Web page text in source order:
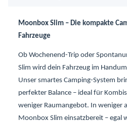
Moonbox Slim – Die kompakte
Fahrzeuge
Ob Wochenend-Trip oder
Slim wird dein Fahrzeug im
Unser smartes Camping-System
perfekter Balance – ideal für
weniger Raumangebot. In weniger
Moonbox Slim einsatzbereit – egal